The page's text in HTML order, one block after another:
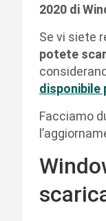
2020 di
Se vi siete
potete
disponibile
Facciamo